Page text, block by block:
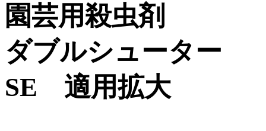
園芸用殺虫剤
ダブルシューター
SE 適用拡大